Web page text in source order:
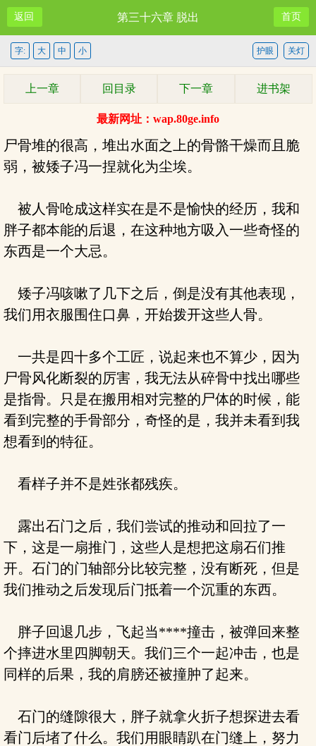
返回 第三十六章 脱出 首页
关灯
护眼
字: 大 中 小
上一章 回目录 下一章 进书架
最新网址：wap.80ge.info
尸骨堆的很高，堆出水面之上的骨骼干燥而且脆
弱，被矮子冯一捏就化为尘埃。
被人骨呛成这样实在是不是愉快的经历，我和
胖子都本能的后退，在这种地方吸入一些奇怪的
东西是一个大忌。
矮子冯咳嗽了几下之后，倒是没有其他表现，
我们用衣服围住口鼻，开始拨开这些人骨。
一共是四十多个工匠，说起来也不算少，因为
尸骨风化断裂的厉害，我无法从碎骨中找出哪些
是指骨。只是在搬用相对完整的尸体的时候，能
看到完整的手骨部分，奇怪的是，我并未看到我
想看到的特征。
看样子并不是姓张都残疾。
露出石门之后，我们尝试的推动和回拉了一
下，这是一扇推门，这些人是想把这扇石们推
开。石门的门轴部分比较完整，没有断死，但是
我们推动之后发现后门抵着一个沉重的东西。
胖子回退几步，飞起当****撞击，被弹回来整
个摔进水里四脚朝天。我们三个一起冲击，也是
同样的后果，我的肩膀还被撞肿了起来。
石门的缝隙很大，胖子就拿火折子想探进去看
看门后堵了什么。我们用眼睛趴在门缝上，努力